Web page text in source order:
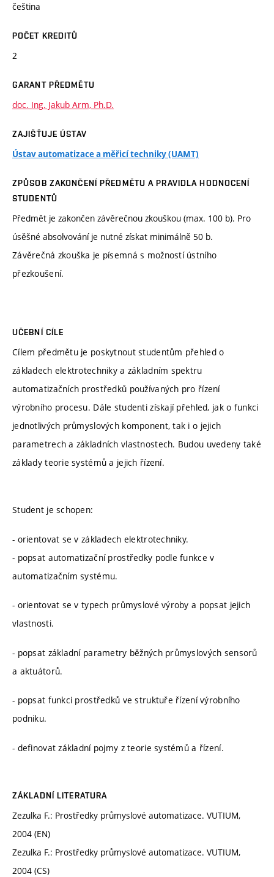
čeština
POČET KREDITŮ
2
GARANT PŘEDMĚTU
doc. Ing. Jakub Arm, Ph.D.
ZAJIŠŤUJE ÚSTAV
Ústav automatizace a měřicí techniky (UAMT)
ZPŮSOB ZAKONČENÍ PŘEDMĚTU A PRAVIDLA HODNOCENÍ
STUDENTŮ
Předmět je zakončen závěrečnou zkouškou (max. 100 b). Pro
úsěšné absolvování je nutné získat minimálně 50 b.
Závěrečná zkouška je písemná s možností ústního
přezkoušení.
UČEBNÍ CÍLE
Cílem předmětu je poskytnout studentům přehled o
základech elektrotechniky a základním spektru
automatizačních prostředků používaných pro řízení
výrobního procesu. Dále studenti získají přehled, jak o funkci
jednotlivých průmyslových komponent, tak i o jejich
parametrech a základních vlastnostech. Budou uvedeny také
základy teorie systémů a jejich řízení.
Student je schopen:
- orientovat se v základech elektrotechniky.
- popsat automatizační prostředky podle funkce v
automatizačním systému.
- orientovat se v typech průmyslové výroby a popsat jejich
vlastnosti.
- popsat základní parametry běžných průmyslových sensorů
a aktuátorů.
- popsat funkci prostředků ve struktuře řízení výrobního
podniku.
- definovat základní pojmy z teorie systémů a řízení.
ZÁKLADNÍ LITERATURA
Zezulka F.: Prostředky průmyslové automatizace. VUTIUM,
2004 (EN)
Zezulka F.: Prostředky průmyslové automatizace. VUTIUM,
2004 (CS)